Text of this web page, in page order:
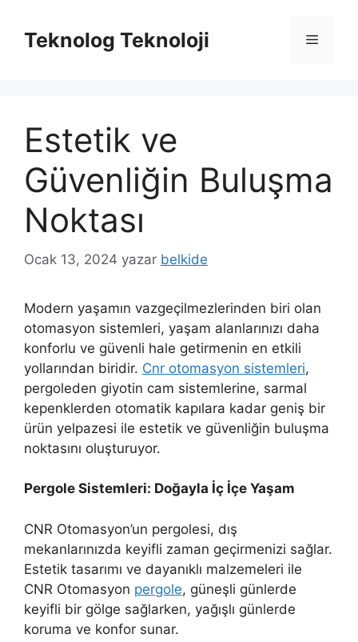
Teknolog Teknoloji Menü
Estetik ve
Güvenliğin Buluşma
Noktası
Ocak 13, 2024 yazar belkide
Modern yaşamın vazgeçilmezlerinden biri olan
otomasyon sistemleri, yaşam alanlarınızı daha
konforlu ve güvenli hale getirmenin en etkili
yollarından biridir. Cnr otomasyon sistemleri,
pergoleden giyotin cam sistemlerine, sarmal
kepenklerden otomatik kapılara kadar geniş bir
ürün yelpazesi ile estetik ve güvenliğin buluşma
noktasını oluşturuyor.
Pergole Sistemleri: Doğayla İç İçe Yaşam
CNR Otomasyon’un pergolesi, dış
mekanlarınızda keyifli zaman geçirmenizi sağlar.
Estetik tasarımı ve dayanıklı malzemeleri ile
CNR Otomasyon pergole, güneşli günlerde
keyifli bir gölge sağlarken, yağışlı günlerde
koruma ve konfor sunar.